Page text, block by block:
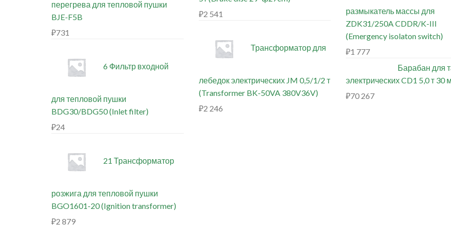
перегрева для тепловой пушки
BJE-F5B
₽731
6 Фильтр входной
для тепловой пушки
BDG30/BDG50 (Inlet filter)
₽24
21 Трансформатор
розжига для тепловой пушки
BGO1601-20 (Ignition transformer)
₽2 879
₽2 541
Трансформатор для
лебедок электрических JM 0,5/1/2 т
(Transformer BK-50VA 380V36V)
₽2 246
размыкатель массы для
ZDK31/250A CDDR/K-III
(Emergency isolaton switch)
₽1 777
Барабан для
электрических CD1 5,0 т 30 м
₽70 267